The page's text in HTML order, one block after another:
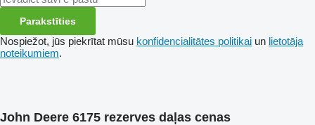
Parakstīties
Nospiežot, jūs piekrītat mūsu konfidencialitātes politikai un lietotāja
noteikumiem.
John Deere 6175 rezerves daļas cenas